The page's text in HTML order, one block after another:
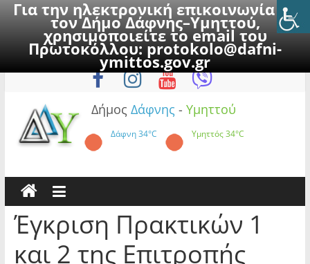
Για την ηλεκτρονική επικοινωνία με
τον Δήμο Δάφνης–Υμηττού,
χρησιμοποιείτε το email του
Πρωτοκόλλου:protokolo@dafni-
ymittos.gov.gr
to
Παρασκευή, 7 Αυγούστου 2026
Δήμος Δάφνης - Υμηττού
Δάφνη34°C Υμηττός34°C
Έγκριση Πρακτικών 1
και 2 της Επιτροπής